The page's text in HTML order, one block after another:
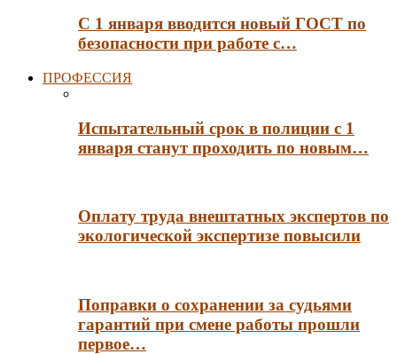
С 1 января вводится новый ГОСТ по
безопасности при работе с…
ПРОФЕССИЯ
Испытательный срок в полиции с 1
января станут проходить по новым…
Оплату труда внештатных экспертов по
экологической экспертизе повысили
Поправки о сохранении за судьями
гарантий при смене работы прошли
первое…